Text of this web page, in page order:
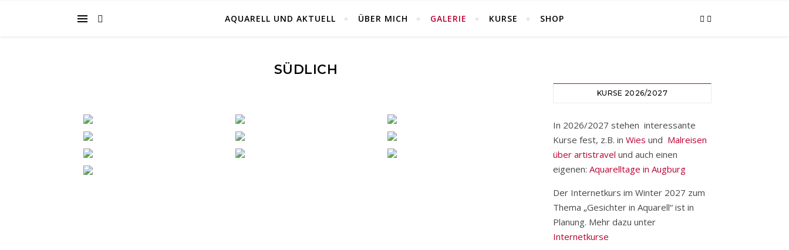
AQUARELL UND AKTUELL ÜBER MICH GALERIE KURSE SHOP
SÜDLICH
KURSE 2026/2027
In 2026/2027 stehen interessante
Kurse fest, z.B. in Wies und Malreisen
über artistravel und auch einen
eigenen: Aquarelltage in Augburg
Der Internetkurs im Winter 2027 zum
Thema „Gesichter in Aquarell“ ist in
Planung. Mehr dazu unter
Internetkurse